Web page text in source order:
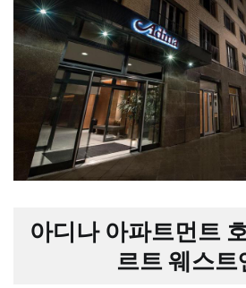
아디나 아파트먼트
르트 웨스트